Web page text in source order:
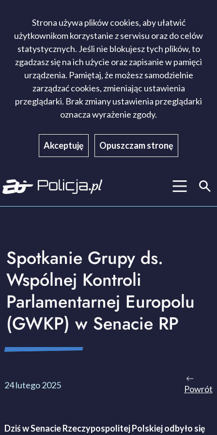
Strona używa plików cookies, aby ułatwić
użytkownikom korzystanie z serwisu oraz do celów
statystycznych. Jeśli nie blokujesz tych plików, to
zgadzasz się na ich użycie oraz zapisanie w pamięci
urządzenia. Pamiętaj, że możesz samodzielnie
zarządzać cookies, zmieniając ustawienia
przeglądarki. Brak zmiany ustawienia przeglądarki
oznacza wyrażenie zgody.
Akceptuję Opuszczam stronę
Spotkanie Grupy ds.
Wspólnej Kontroli
Parlamentarnej Europolu
(GWKP) w Senacie RP
24 lutego 2025 Powrót
Dziś w Senacie Rzeczypospolitej Polskiej odbyło się